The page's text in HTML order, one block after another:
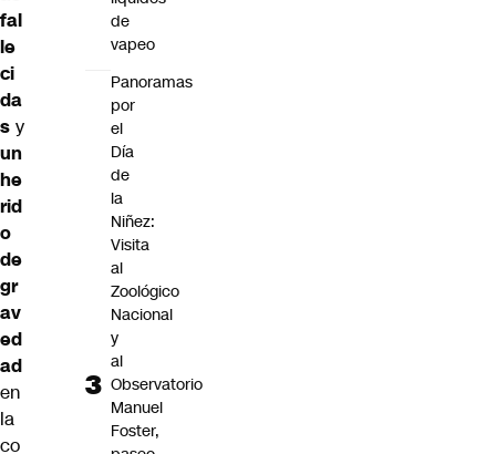
fal
le
ci
da
s y
un
he
rid
o
de
gr
av
ed
ad
en
la
co
de
vapeo
Panoramas
por
el
Día
de
la
Niñez:
Visita
al
Zoológico
Nacional
y
al
Observatorio
Manuel
Foster,